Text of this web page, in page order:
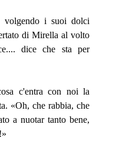
volgendo i suoi dolci
di Mirella al volto
dice che sta per
c'entra con noi la
«Oh, che rabbia, che
a nuotar tanto bene,